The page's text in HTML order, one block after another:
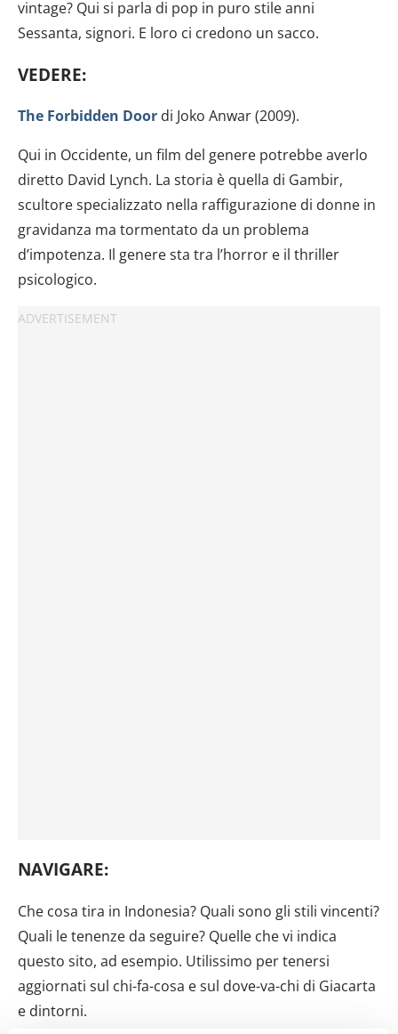
vintage? Qui si parla di pop in puro stile anni
Sessanta, signori. E loro ci credono un sacco.
VEDERE:
The Forbidden Door di Joko Anwar (2009).
Qui in Occidente, un film del genere potrebbe averlo
diretto David Lynch. La storia è quella di Gambir,
scultore specializzato nella raffigurazione di donne in
gravidanza ma tormentato da un problema
d’impotenza. Il genere sta tra l’horror e il thriller
psicologico.
NAVIGARE:
Che cosa tira in Indonesia? Quali sono gli stili vincenti?
Quali le tenenze da seguire? Quelle che vi indica
questo sito, ad esempio. Utilissimo per tenersi
aggiornati sul chi-fa-cosa e sul dove-va-chi di Giacarta
e dintorni.